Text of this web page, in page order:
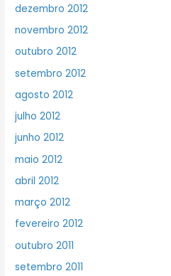
dezembro 2012
novembro 2012
outubro 2012
setembro 2012
agosto 2012
julho 2012
junho 2012
maio 2012
abril 2012
março 2012
fevereiro 2012
outubro 2011
setembro 2011